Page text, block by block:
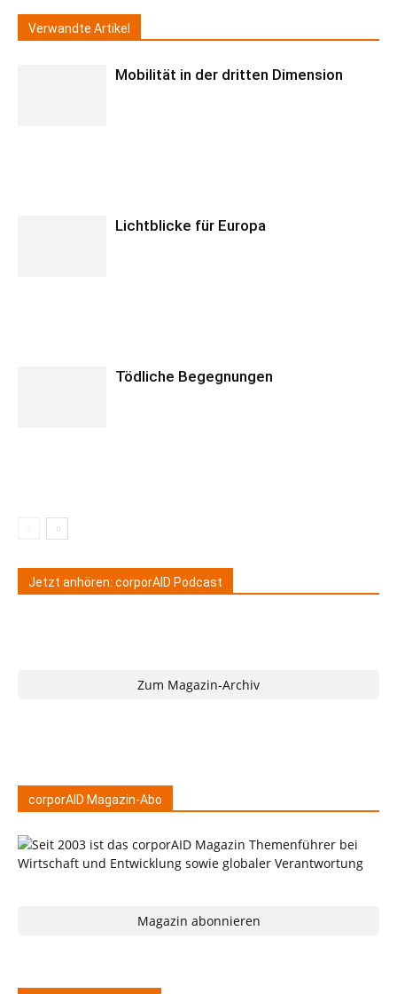
Verwandte Artikel
Mobilität in der dritten Dimension
Lichtblicke für Europa
Tödliche Begegnungen
Jetzt anhören: corporAID Podcast
Zum Magazin-Archiv
corporAID Magazin-Abo
Magazin abonnieren